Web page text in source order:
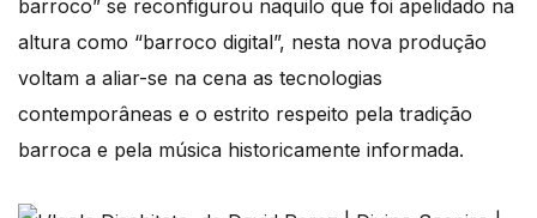
barroco” se reconfigurou naquilo que foi apelidado na
altura como “barroco digital”, nesta nova produção
voltam a aliar-se na cena as tecnologias
contemporâneas e o estrito respeito pela tradição
barroca e pela música historicamente informada.